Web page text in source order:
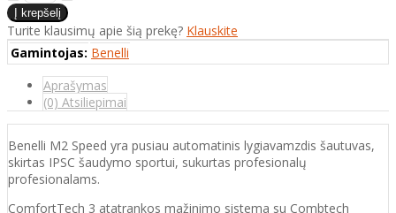
Turite klausimų apie šią prekę? Klauskite
Gamintojas: Benelli
Aprašymas
(0) Atsiliepimai
Benelli M2 Speed yra pusiau automatinis lygiavamzdis šautuvas,
skirtas IPSC šaudymo sportui, sukurtas profesionalų
profesionalams.
ComfortTech 3 atatrankos mažinimo sistema su Combtech